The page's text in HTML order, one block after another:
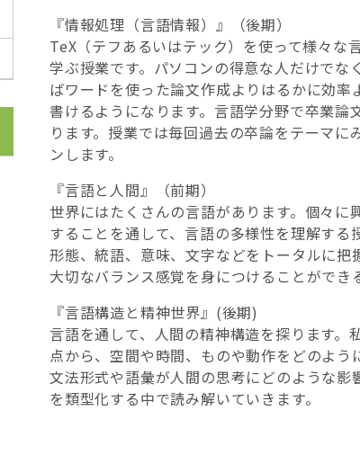
『情報処理（言語情報）』（後期）
TeX（テフあるいはテック）を使って様々な
学ぶ授業です。パソコンの得意な人だけでな
ばワードを使った論文作成よりはるかに効率
書けるようになります。言語学分野で卒業論
ります。授業では毎回過去の卒論をテーマに
ンします。
『言語と人間』（前期）
世界にはたくさんの言語があります。個々に
することを通して、言語の多様性を理解する
形態、統語、意味、文字などをトータルに把
大切なバランス感覚を身につけることができ
『言語構造と精神世界』(後期)
言語を通して、人間の精神構造を探ります。
点から、空間や時間、ものや動作をどのよう
文法形式や語彙が人間の思考にどのような影
を類型化する中で読み解いていきます。